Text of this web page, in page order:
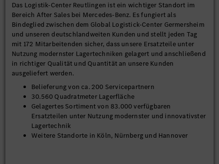
Das Logistik-Center Reutlingen ist ein wichtiger Standort im
Bereich After Sales bei Mercedes-Benz. Es fungiert als
Bindeglied zwischen dem Global Logistick-Center Germersheim
und unseren deutschlandweiten Kunden und stellt jeden Tag
mit 172 Mitarbeitenden sicher, dass unsere Ersatzteile unter
Nutzung modernster Lagertechniken gelagert und anschließend
in richtiger Qualität und Quantität an unsere Kunden
ausgeliefert werden.
Belieferung von ca. 200 Servicepartnern
30.560 Quadratmeter Lagerfläche
Gelagertes Sortiment von 83.000 verfügbaren
Ersatzteilen unter Nutzung modernster und innovativster
Lagertechnik
Weitere Standorte in Köln, Nürnberg und Hannover